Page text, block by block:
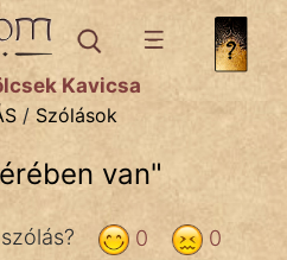
témák:
Kavicsa
/ Szólások
van"
0
0